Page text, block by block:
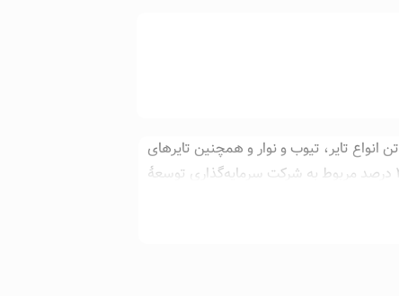
گروه صنعتی بارز با نام قبلی مجتمع صنایع لاستیک کرمان در فروردین ماه ۱۳۷۲ گشایش یافت. ظرفیت اولیهٔ بارز برای تولید تایر ۲۵۰۰۰ تن انواع تایر، تیوب و نوار و همچنین تایرهای
کشاورزی بود. سهام بارز در حال حاضر، ۵۱ درصد مربوط به شرکت سرمایه‌گذاری تأمین اجتماعی با واسطهٔ شرکت نفت، گاز و پتروشیمی و ۴۵ درصد مربوط به شرکت سرمایه‌گذاری توسعهٔ